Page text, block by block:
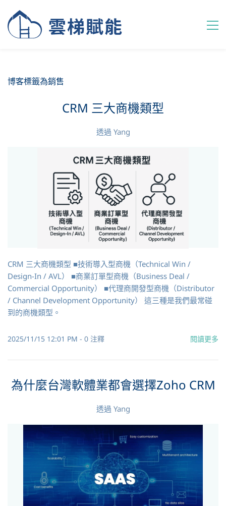
博客標籤為銷售
CRM 三大商機類型
透過 Yang
CRM 三大商機類型 ■技術導入型商機（Technical Win /
Design-In / AVL） ■商業訂單型商機（Business Deal /
Commercial Opportunity） ■代理商開發型商機（Distributor
/ Channel Development Opportunity） 這三種是我們最常碰
到的商機類型。
2025/11/15 12:01 PM - 0 注釋 閱讀更多
為什麼台灣軟體業都會選擇Zoho CRM
透過 Yang